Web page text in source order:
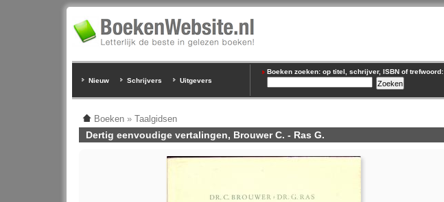
Nieuw Schrijvers Uitgevers
Boeken zoeken: op titel, schrijver, ISBN of trefwoord:
Boeken » Taalgidsen
Dertig eenvoudige vertalingen, Brouwer C. - Ras G.